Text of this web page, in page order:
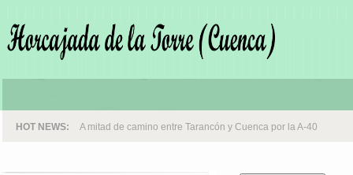
HOT NEWS: A mitad de camino entre Tarancón y Cuenca por la A-40